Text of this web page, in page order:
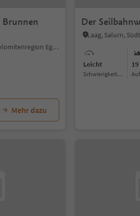
Eggen, Deutschnofen, Dolomitenregion Eggental
Mehr dazu
Der
Laag, Salurn,
Leicht
Schwierigkeitsgrad